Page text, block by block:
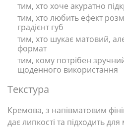
тим, хто хоче акуратно
тим, хто любить ефект
градієнт губ
тим, хто шукає матовий,
формат
тим, кому потрібен
щоденного використання
Текстура
Кремова, з напівматовим
дає липкості та підходить для